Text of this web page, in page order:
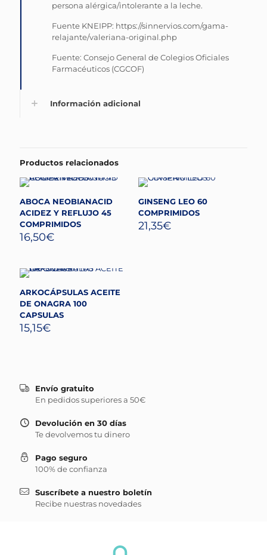
persona alérgica/intolerante a la leche.
Fuente KNEIPP: https://sinnervios.com/gama-
relajante/valeriana-original.php
Fuente: Consejo General de Colegios Oficiales
Farmacéuticos (CGCOF)
Información adicional
Productos relacionados
ABOCA NEOBIANACID
ACIDEZ Y REFLUJO 45
COMPRIMIDOS
16,50€
GINSENG LEO 60
COMPRIMIDOS
21,35€
ARKOCÁPSULAS ACEITE
DE ONAGRA 100
CAPSULAS
15,15€
Envío gratuito
En pedidos superiores a 50€
Devolución en 30 días
Te devolvemos tu dinero
Pago seguro
100% de confianza
Suscríbete a nuestro boletín
Recibe nuestras novedades